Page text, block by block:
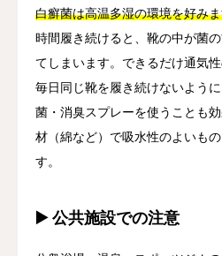
白癬菌は高温多湿の環境を好み
時間履き続けると、靴の中が菌
てしまいます。できるだけ通気
毎日同じ靴を履き続けないよう
菌・消臭スプレーを使うことも
材（綿など）で吸水性のよいも
す。
▶️ 公共施設での注意